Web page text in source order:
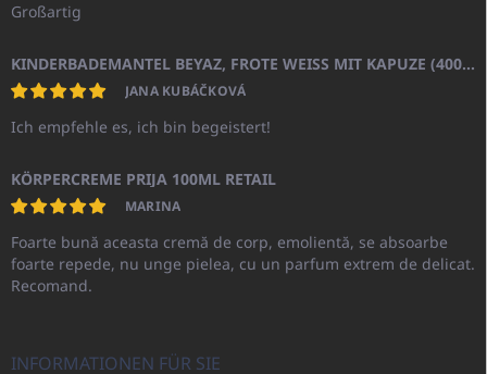
Großartig
KINDERBADEMANTEL BEYAZ, FROTE WEISS MIT KAPUZE (400GR)
JANA KUBÁČKOVÁ
Ich empfehle es, ich bin begeistert!
KÖRPERCREME PRIJA 100ML RETAIL
MARINA
Foarte bună aceasta cremă de corp, emolientă, se absoarbe
foarte repede, nu unge pielea, cu un parfum extrem de delicat.
Recomand.
INFORMATIONEN FÜR SIE